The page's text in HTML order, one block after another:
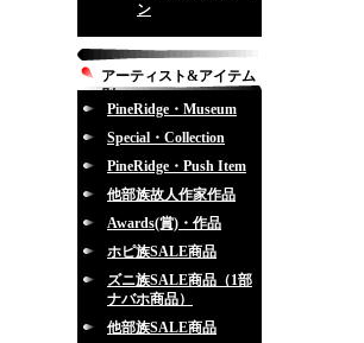
ン
アーティスト&アイテム
別
PineRidge・Museum
Special・Collection
PineRidge・Push Item
他部族故人作家作品
Awards(賞)・作品
ホピ族SALE商品
ズニ族SALE商品（1部
ナバホ商品）
他部族SALE商品